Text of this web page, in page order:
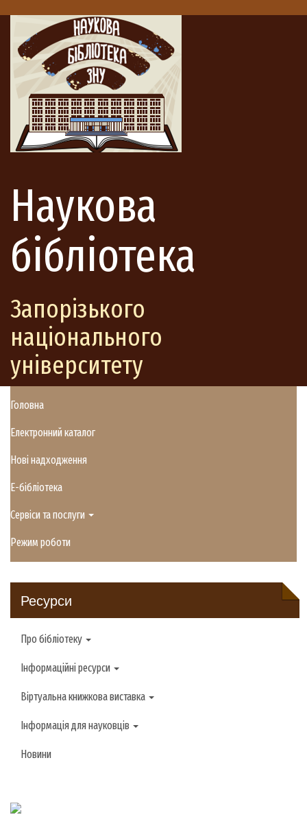
Наукова
бібліотека
Запорізького
національного
університету
Головна
Електронний каталог
Нові надходження
E-бібліотека
Сервіси та послуги
Режим роботи
Ресурси
Про бібліотеку
Інформаційні ресурси
Віртуальна книжкова виставка
Інформація для науковців
Новини